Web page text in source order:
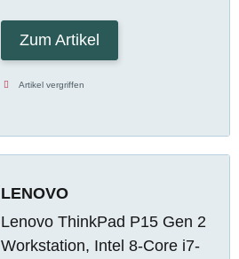
Zum Artikel
Artikel vergriffen
LENOVO
Lenovo ThinkPad P15 Gen 2
Workstation, Intel 8-Core i7-